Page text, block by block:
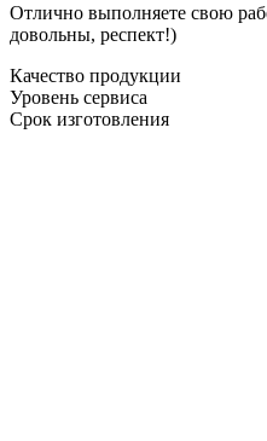
Отлично выполняете свою
довольны, респект!)
Качество продукции
Уровень сервиса
Срок изготовления